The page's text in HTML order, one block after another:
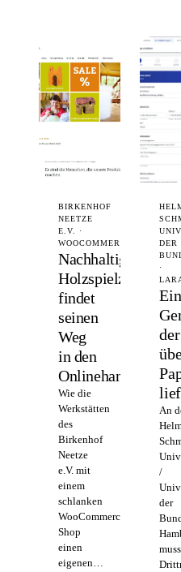
BIRKENHOF
NEETZE
E.V. ·
WOOCOMMERCE
Nachhaltiges
Holzspielzeug
findet
seinen
Weg
in den
Onlinehandel
Wie die
Werkstätten
des
Birkenhof
Neetze
e.V. mit
einem
schlanken
WooCommerce-
Shop
einen
eigenen…
DER
·
Ein
der
lief
An
/
der